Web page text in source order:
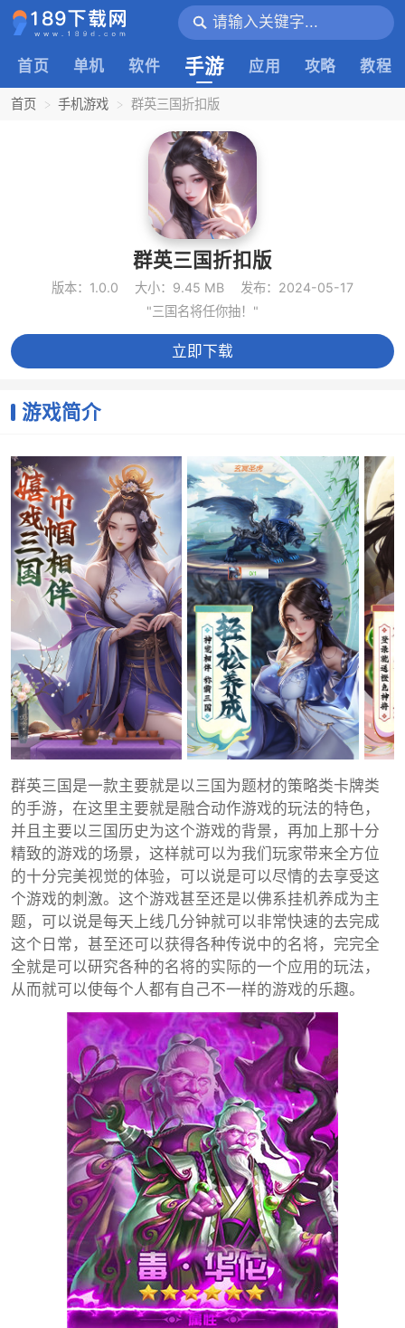
首页 单机 软件 手游 应用 攻略 教程
首页 手机游戏 群英三国折扣版
群英三国折扣版
版本：1.0.0 大小：9.45 MB
发布：2024-05-17
"三国名将任你抽！"
立即下载
游戏简介
群英三国是一款主要就是以三国为题材的策略类卡牌类
的手游，在这里主要就是融合动作游戏的玩法的特色，
并且主要以三国历史为这个游戏的背景，再加上那十分
精致的游戏的场景，这样就可以为我们玩家带来全方位
的十分完美视觉的体验，可以说是可以尽情的去享受这
个游戏的刺激。这个游戏甚至还是以佛系挂机养成为主
题，可以说是每天上线几分钟就可以非常快速的去完成
这个日常，甚至还可以获得各种传说中的名将，完完全
全就是可以研究各种的名将的实际的一个应用的玩法，
从而就可以使每个人都有自己不一样的游戏的乐趣。